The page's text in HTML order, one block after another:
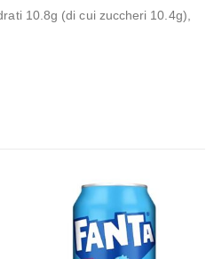
10.8g (di cui zuccheri 10.4g),